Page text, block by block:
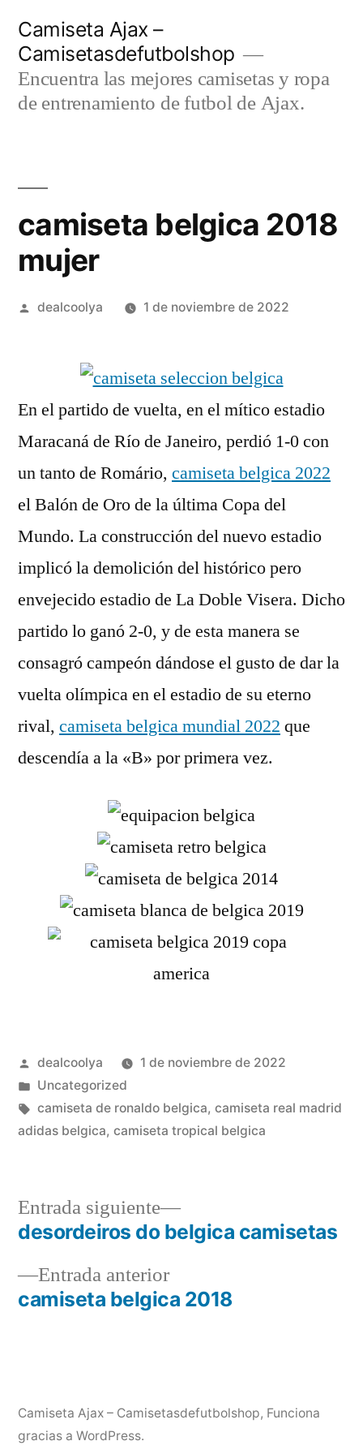
contenido
Camiseta Ajax –
Camisetasdefutbolshop
Encuentra las mejores camisetas y ropa
de entrenamiento de futbol de Ajax.
camiseta belgica 2018
mujer
Publicado
dealcoolya 1 de noviembre de 2022
En el partido de vuelta, en el mítico estadio
Maracaná de Río de Janeiro, perdió 1-0 con
un tanto de Romário, camiseta belgica 2022
el Balón de Oro de la última Copa del
Mundo. La construcción del nuevo estadio
implicó la demolición del histórico pero
envejecido estadio de La Doble Visera. Dicho
partido lo ganó 2-0, y de esta manera se
consagró campeón dándose el gusto de dar la
vuelta olímpica en el estadio de su eterno
rival, camiseta belgica mundial 2022 que
descendía a la «B» por primera vez.
Publicado
por
dealcoolya
1 de noviembre de 2022
Publicado
en
Uncategorized
Etiquetas:
camiseta de ronaldo belgica, camiseta real madrid
adidas belgica, camiseta tropical belgica
Navegación
deEntrada anteriorEntrada
anterior:
camiseta belgica 2018
Entrada siguiente
Entrada
siguiente:
desordeiros do belgica camisetas
Camiseta Ajax – Camisetasdefutbolshop, Funciona
gracias a WordPress.